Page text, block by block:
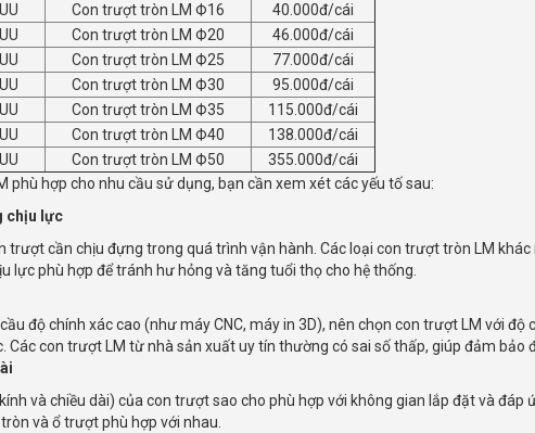
Con trượt tròn LM Ф16
40.000đ/cái
Con trượt tròn LM Ф20
46.000đ/cái
Con trượt tròn LM Ф25
77.000đ/cái
Con trượt tròn LM Ф30
95.000đ/cái
Con trượt tròn LM Ф35
115.000đ/cái
Con trượt tròn LM Ф40
138.000đ/cái
Con trượt tròn LM Ф50
355.000đ/cái
phù hợp cho nhu cầu sử dụng, bạn cần xem xét các yếu tố sau:
chịu lực
trượt cần chịu đựng trong quá trình vận hành. Các loại con trượt tròn LM
lực phù hợp để tránh hư hỏng và tăng tuổi thọ cho hệ thống.
độ chính xác cao (như máy CNC, máy in 3D), nên chọn con trượt LM với
Các con trượt LM từ nhà sản xuất uy tín thường có sai số thấp, giúp đảm bảo
và chiều dài) của con trượt sao cho phù hợp với không gian lắp đặt và
và ổ trượt phù hợp với nhau.